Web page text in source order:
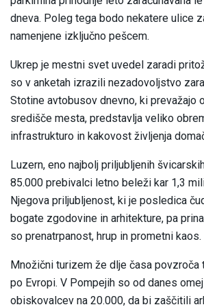
dneva. Poleg tega bodo nekatere ulice
namenjene izključno pešcem.
Ukrep je mestni svet uvedel zaradi
so v anketah izrazili nezadovoljstvo
Stotine avtobusov dnevno, ki prevažajo
središče mesta, predstavlja veliko
infrastrukturo in kakovost življenja
Luzern, eno najbolj priljubljenih
85.000 prebivalci letno beleži kar 1,3
Njegova priljubljenost, ki je posledica
bogate zgodovine in arhitekture, pa
so prenatrpanost, hrup in prometni kaos.
Množični turizem že dlje časa povzroča
po Evropi. V Pompejih so od danes
obiskovalcev na 20.000, da bi zaščitili